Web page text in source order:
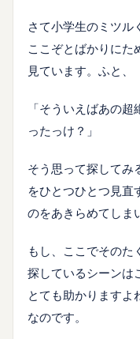
さて小学生のミツル
ここぞとばかりにた
見ています。ふと、
「そういえばあの
ったっけ？」
そう思って探してみ
をひとつひとつ見直
のをあきらめてしま
もし、ここでそのた
探しているシーンは
とても助かりますよ
なのです。